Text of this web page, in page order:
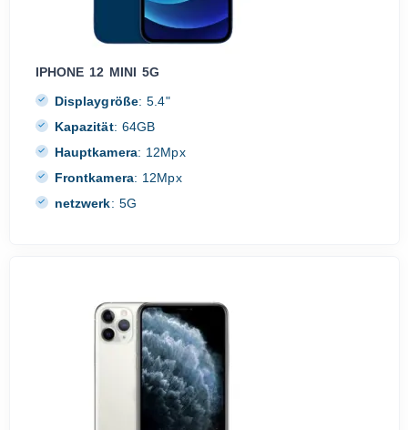
IPHONE 12 MINI 5G
Displaygröße: 5.4"
Kapazität: 64GB
Hauptkamera: 12Mpx
Frontkamera: 12Mpx
netzwerk: 5G